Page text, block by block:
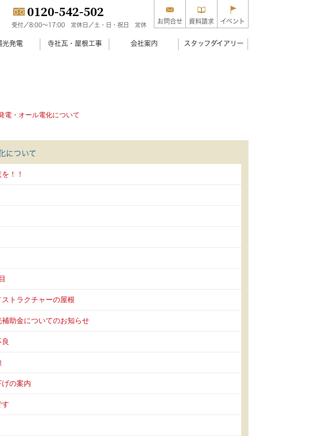
0120-542-502
受付／8:00～17:00 定休日／土・日・祝日 定休
お問合せ 資料請求 イベント
光発電 寺社瓦・屋根工事 会社案内 スタッフダイアリー
電・オール電化について
について
！！
トラクチャーの屋根
助金についてのお知らせ
げの案内
す